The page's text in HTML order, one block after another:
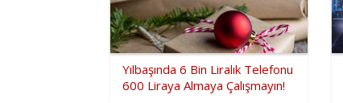
Yılbaşında 6 Bin Liralık Telefonu
600 Liraya Almaya Çalışmayın!